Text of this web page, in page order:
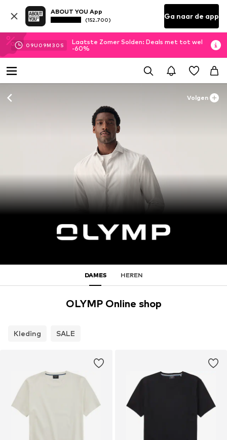
ABOUT YOU App
(152.700) Ga naar de app
09U 09M 30 S
Laatste Zomer Solden: Deals met tot wel
-60%
Volgen
DAMES HEREN
OLYMP Online shop
Kleding SALE